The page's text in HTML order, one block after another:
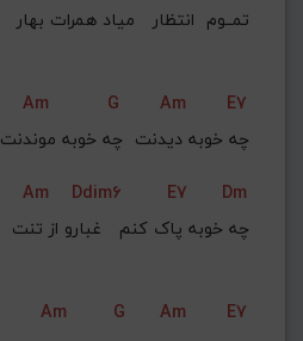
تمــوم  انتظار   میاد همرات بهار
Am G Am
E7
چه خوبه دیدنت  چه خوبه موندنت
Am
Ddim6 E7
Dm
چه خوبه پاک کنم   غبارو از تنت
Am G Am
E7